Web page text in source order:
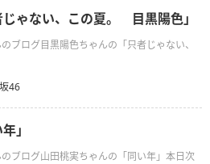
ゃない、この夏。 目黒陽色」
ブログ目黒陽色ちゃんの「只者じゃない、
46
」
ブログ山田桃実ちゃんの「同い年」本日次